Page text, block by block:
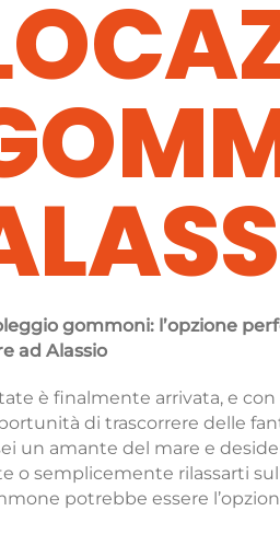
gommoni: l’opzione
ad Alassio
è finalmente arrivata, e con
di trascorrere delle
un amante del mare e
o semplicemente rilassarti
potrebbe essere